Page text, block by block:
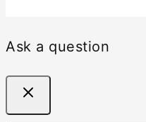
Ask a question